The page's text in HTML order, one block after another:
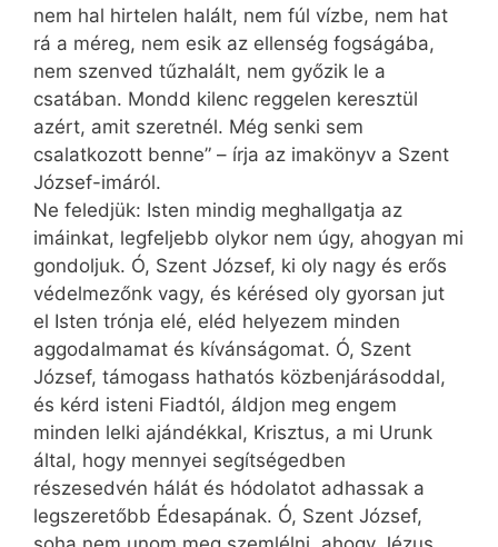
nem hal hirtelen halált, nem fúl vízbe, nem hat
rá a méreg, nem esik az ellenség fogságába,
nem szenved tűzhalált, nem győzik le a
csatában. Mondd kilenc reggelen keresztül
azért, amit szeretnél. Még senki sem
csalatkozott benne” – írja az imakönyv a Szent
József-imáról.
Ne feledjük: Isten mindig meghallgatja az
imáinkat, legfeljebb olykor nem úgy, ahogyan mi
gondoljuk. Ó, Szent József, ki oly nagy és erős
védelmezőnk vagy, és kérésed oly gyorsan jut
el Isten trónja elé, eléd helyezem minden
aggodalmamat és kívánságomat. Ó, Szent
József, támogass hathatós közbenjárásoddal,
és kérd isteni Fiadtól, áldjon meg engem
minden lelki ajándékkal, Krisztus, a mi Urunk
által, hogy mennyei segítségedben
részesedvén hálát és hódolatot adhassak a
legszeretőbb Édesapának. Ó, Szent József,